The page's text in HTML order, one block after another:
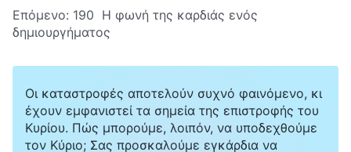
Επόμενο: 190 Η φωνή της καρδιάς ενός
δημιουργήματος
Οι καταστροφές αποτελούν συχνό φαινόμενο, κι
έχουν εμφανιστεί τα σημεία της επιστροφής του
Κυρίου. Πώς μπορούμε, λοιπόν, να υποδεχθούμε
τον Κύριο; Σας προσκαλούμε εγκάρδια να